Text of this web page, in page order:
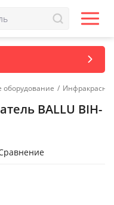
оборудование /
BALLU BIH-